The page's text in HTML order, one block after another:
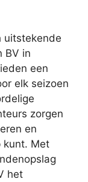
uitstekende
BV in
een
elk seizoen
zorgen
en
kunt. Met
het